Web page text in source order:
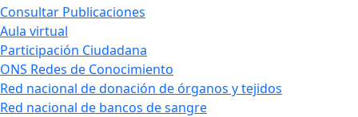
Consultar Publicaciones
Aula virtual
Participación Ciudadana
ONS Redes de Conocimiento
Red nacional de donación de órganos y tejidos
Red nacional de bancos de sangre